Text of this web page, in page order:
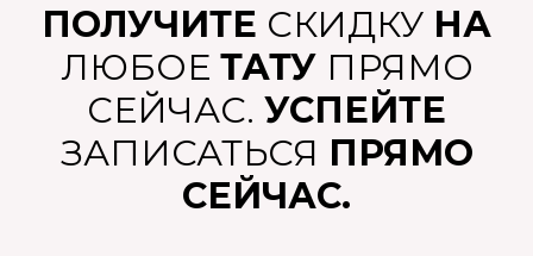
ПОЛУЧИТЕ СКИДКУ НА
ЛЮБОЕ ТАТУПРЯМО
СЕЙЧАС. УСПЕЙТЕ
ЗАПИСАТЬСЯ ПРЯМО
СЕЙЧАС.